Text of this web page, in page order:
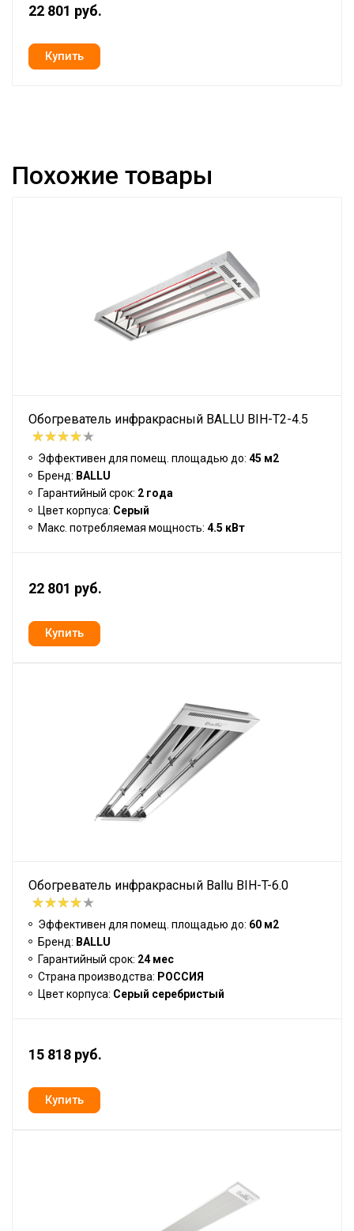
22 801 руб.
Похожие товары
Обогреватель инфракрасный BALLU BIH-T2-4.5
Эффективен для помещ. площадью до: 45 м2
Бренд: BALLU
Гарантийный срок: 2 года
Цвет корпуса: Серый
Макс. потребляемая мощность: 4.5 кВт
22 801 руб.
Обогреватель инфракрасный Ballu BIH-T-6.0
Эффективен для помещ. площадью до: 60 м2
Бренд: BALLU
Гарантийный срок: 24 мес
Страна производства: РОССИЯ
Цвет корпуса: Серый серебристый
15 818 руб.